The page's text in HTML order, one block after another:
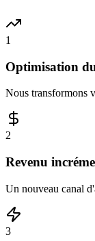
1
Optimisation
Nous transformons
2
Revenu
Un nouveau canal
3